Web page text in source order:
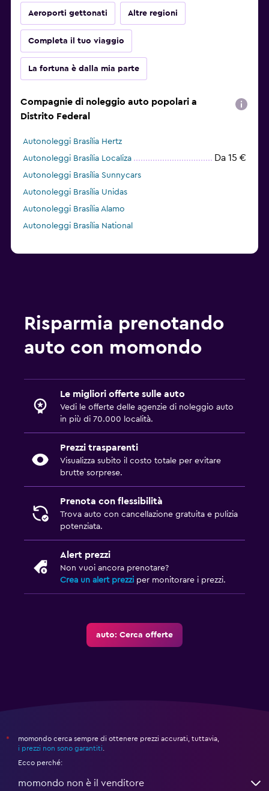
Aeroporti gettonati Altre regioni
Completa il tuo viaggio
La fortuna è dalla mia parte
Compagnie di noleggio auto popolari a
Distrito Federal
Autonoleggi Brasília Hertz
Autonoleggi Brasília Localiza
Da 15 €
Autonoleggi Brasília Sunnycars
Autonoleggi Brasília Unidas
Autonoleggi Brasília Alamo
Autonoleggi Brasília National
Risparmia prenotando
auto con momondo
Le migliori offerte sulle auto
Vedi le offerte delle agenzie di noleggio auto
in più di 70.000 località.
Prezzi trasparenti
Visualizza subito il costo totale per evitare
brutte sorprese.
Prenota con flessibilità
Trova auto con cancellazione gratuita e pulizia
potenziata.
Alert prezzi
Non vuoi ancora prenotare?
Crea un alert prezzi per monitorare i prezzi.
auto: Cerca offerte
*
momondo cerca sempre di ottenere prezzi accurati, tuttavia,
i prezzi non sono garantiti.
Ecco perché:
momondo non è il venditore